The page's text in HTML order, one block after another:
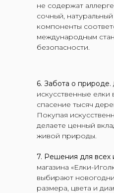
6. Забота о природе.
искусственные елки
спасение тысяч
Покупая
делаете ценный
живой природы.
7. Решения для всех
магазина «Елки-
выбирают
размера, цвета и
не содержат
сочный,
компоненты
международным
безопасности.